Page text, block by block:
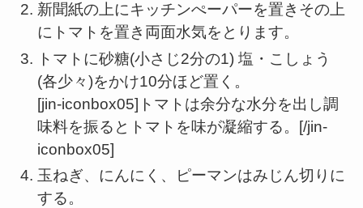
新聞紙の上にキッチンぺーパーを置きその上
にトマトを置き両面水気をとります。
トマトに砂糖(小さじ2分の1) 塩・こしょう
(各少々)をかけ10分ほど置く。
[jin-iconbox05]トマトは余分な水分を出し調
味料を振るとトマトを味が凝縮する。[/jin-
iconbox05]
玉ねぎ、にんにく、ピーマンはみじん切りに
する。